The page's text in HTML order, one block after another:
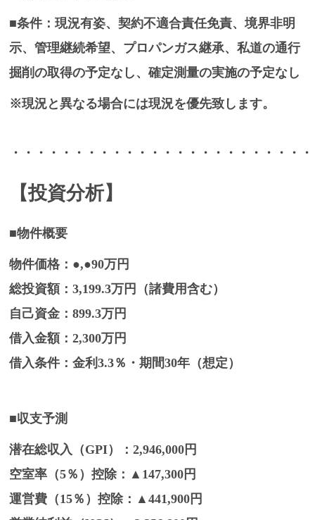
■条件：現況有姿、契約不適合責任免責、境界非明
示、管理継続希望、プロパンガス継承、私道の通行
掘削の取得の予定なし、確定測量の実施の予定なし
※現況と異なる場合には現況を優先致します。
・・・・・・・・・・・・・・・・・・・・・・・
【投資分析】
■物件概要
物件価格 ：●,●90万円
総投資額 ：3,199.3万円（諸費用含む）
自己資金 ：899.3万円
借入金額 ：2,300万円
借入条件 ：金利3.3％・期間30年（想定）
■収支予測
潜在総収入（GPI）
：2,946,000円
空室率（5％）控除：▲147,300円
運営費（15％）控除：▲441,900円